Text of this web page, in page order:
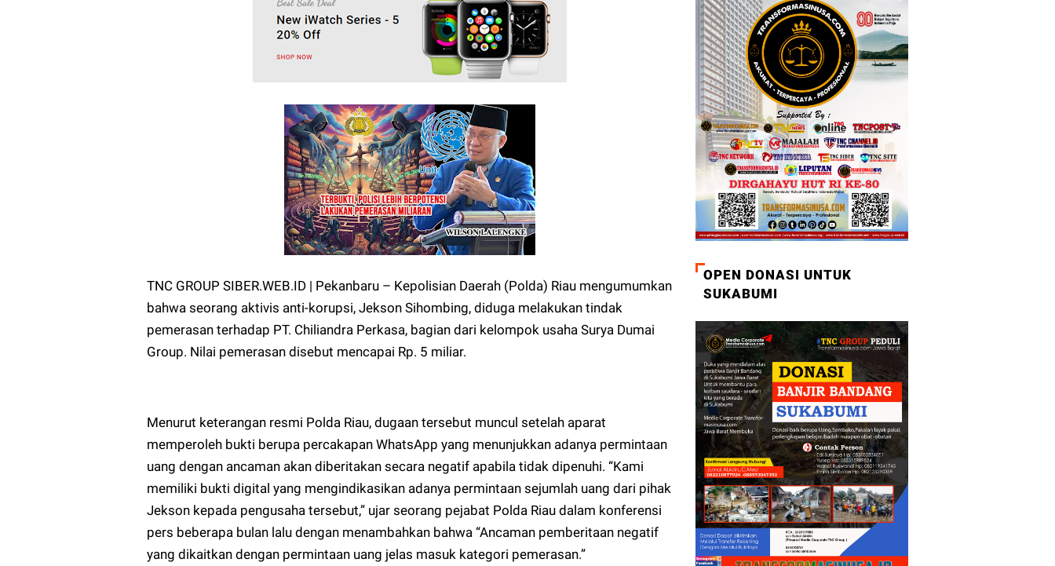
TNC GROUP SIBER.WEB.ID | Pekanbaru – Kepolisian Daerah (Polda) Riau mengumumkan
bahwa seorang aktivis anti-korupsi, Jekson Sihombing, diduga melakukan tindak
pemerasan terhadap PT. Chiliandra Perkasa, bagian dari kelompok usaha Surya Dumai
Group. Nilai pemerasan disebut mencapai Rp. 5 miliar.
Menurut keterangan resmi Polda Riau, dugaan tersebut muncul setelah aparat
memperoleh bukti berupa percakapan WhatsApp yang menunjukkan adanya permintaan
uang dengan ancaman akan diberitakan secara negatif apabila tidak dipenuhi. “Kami
memiliki bukti digital yang mengindikasikan adanya permintaan sejumlah uang dari pihak
Jekson kepada pengusaha tersebut,” ujar seorang pejabat Polda Riau dalam konferensi
pers beberapa bulan lalu dengan menambahkan bahwa “Ancaman pemberitaan negatif
yang dikaitkan dengan permintaan uang jelas masuk kategori pemerasan.”
OPEN DONASI UNTUK
SUKABUMI